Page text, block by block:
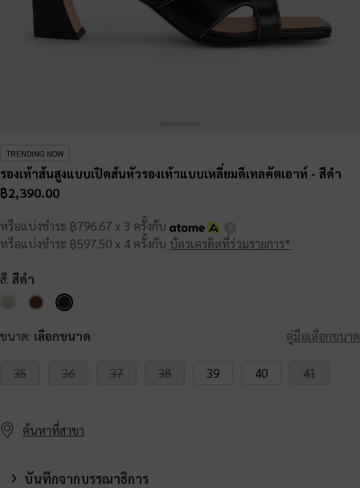
TRENDING NOW
รองเท้าส้นสูงแบบเปิดส้นหัวรองเท้าแบบเหลี่ยมดีเทลคัตเอาท์ - สีดำ
฿2,390.00
หรือแบ่งชำระ ฿796.67 x 3 ครั้งกับ
หรือแบ่งชำระ ฿597.50 x 4 ครั้งกับ บัตรเครดิตที่ร่วมรายการ*
สี: สีดำ
ขนาด: เลือกขนาด คู่มือเลือกขนาด
35 36 37 38 39 40 41
ค้นหาที่สาขา
บันทึกจากบรรณาธิการ